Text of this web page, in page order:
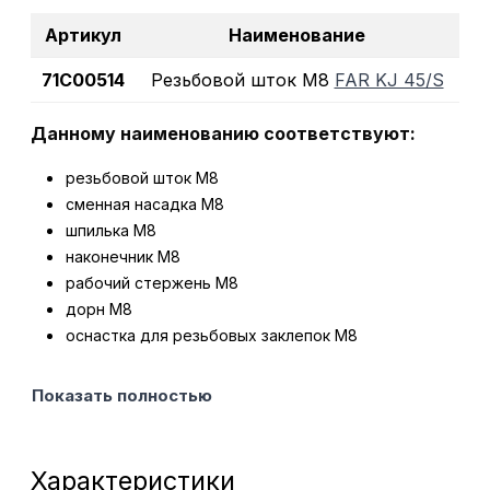
Артикул Наименование
71C00514 Резьбовой шток M8 FAR KJ 45/S
Данному наименованию соответствуют:
резьбовой шток М8
сменная насадка М8
шпилька М8
наконечник М8
рабочий стержень М8
дорн М8
оснастка для резьбовых заклепок М8
Показать полностью
Характеристики